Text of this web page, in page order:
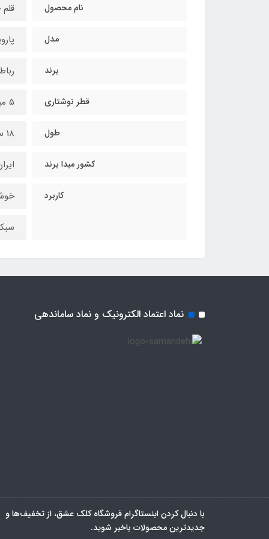
نام محصول
مدل
برند
قطر نوشتاری 5 میلیمتر (5mm)
طول 18 سانتی‌متر
کشور مبدا برند
کاربرد
نماد اعتماد الکترونیک و نماد ساماندهی
با دنبال کردن اینستاگرام فروشگاه کلک عشق، از تخفیف‌ها و
جدیدترین‌ محصولات باخبر شوید.